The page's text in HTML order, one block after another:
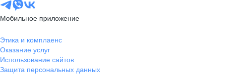
Мобильное приложение
Этика и комплаенс
Оказание услуг
Использование сайтов
Защита персональных данных